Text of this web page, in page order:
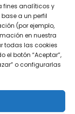
fines analíticos y
a un perfil
(por ejemplo,
en nuestra
todas las cookies
el botón “Aceptar”,
o configurarlas
de